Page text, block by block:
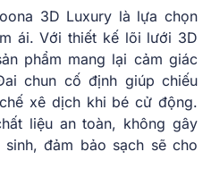
3D Luxury là lựa chọn
ái. Với thiết kế lõi lưới 3D
phẩm mang lại cảm giác
chun cố định giúp chiếu
xê dịch khi bé cử động.
liệu an toàn, không gây
đảm bảo sạch sẽ cho